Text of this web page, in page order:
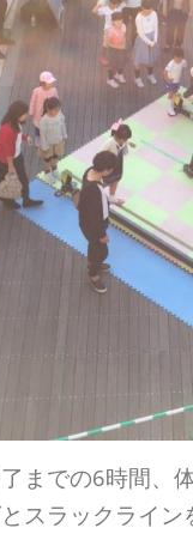
までの6時間、
スラックライ